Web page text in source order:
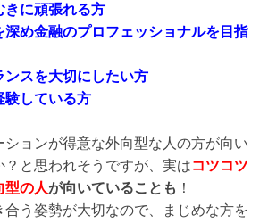
きに頑張れる方
深め金融のプロフェッショナルを目指
ンスを大切にしたい方
験している方
ョンが得意な外向型な人の方が向い
？と思われそうですが、実はコツコツ
型の人が向いていることも ！
合う姿勢が大切なので、まじめな方を